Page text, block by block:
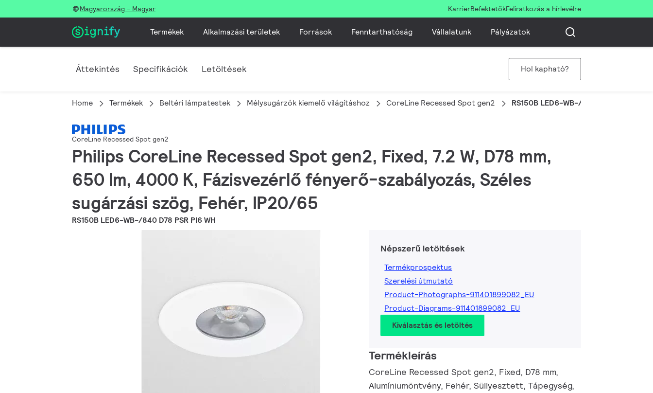
Magyarország - Magyar KarrierBefektetőkFeliratkozás a hírlevélre
Termékek Alkalmazási területek Források Fenntarthatóság Vállalatunk Pályázatok
Áttekintés Specifikációk Letöltések Hol kapható?
Home Termékek Beltéri lámpatestek Mélysugárzók kiemelő világításhoz CoreLine Recessed Spot gen2 RS150B LED6-WB-/840 D78 PSR PI6
CoreLine Recessed Spot gen2
Philips CoreLine Recessed Spot gen2, Fixed, 7.2 W, D78 mm,
650 lm, 4000 K, Fázisvezérlő fényerő-szabályozás, Széles
sugárzási szög, Fehér, IP20/65
RS150B LED6-WB-/840 D78 PSR PI6 WH
Népszerű letöltések
Termékprospektus
Szerelési útmutató
Product-Photographs-911401899082_EU
Product-Diagrams-911401899082_EU
Kiválasztás és letöltés
Termékleírás
CoreLine Recessed Spot gen2, Fixed, D78 mm,
Alumíniumöntvény, Fehér, Süllyesztett, Tápegység,